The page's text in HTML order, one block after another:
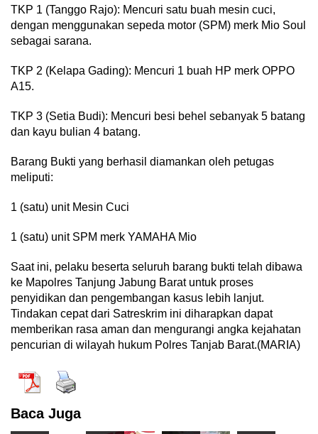
​TKP 1 (Tanggo Rajo): Mencuri satu buah mesin cuci,
dengan menggunakan sepeda motor (SPM) merk Mio Soul
sebagai sarana.
​TKP 2 (Kelapa Gading): Mencuri 1 buah HP merk OPPO
A15.
​TKP 3 (Setia Budi): Mencuri besi behel sebanyak 5 batang
dan kayu bulian 4 batang.
​Barang Bukti yang berhasil diamankan oleh petugas
meliputi:
​1 (satu) unit Mesin Cuci
​1 (satu) unit SPM merk YAMAHA Mio
​Saat ini, pelaku beserta seluruh barang bukti telah dibawa
ke Mapolres Tanjung Jabung Barat untuk proses
penyidikan dan pengembangan kasus lebih lanjut.
Tindakan cepat dari Satreskrim ini diharapkan dapat
memberikan rasa aman dan mengurangi angka kejahatan
pencurian di wilayah hukum Polres Tanjab Barat.(MARIA)
Baca Juga